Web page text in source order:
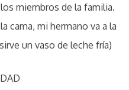
miembros de la familia.
cama, mi hermano va a la
un vaso de leche fría)